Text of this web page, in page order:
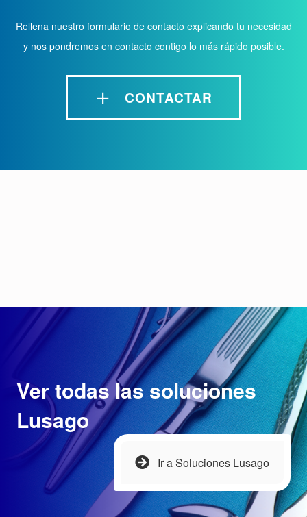
Rellena nuestro formulario de contacto explicando tu necesidad
y nos pondremos en contacto contigo lo más rápido posible.
CONTACTAR
Ver todas las soluciones
Lusago
Ir a Soluciones Lusago